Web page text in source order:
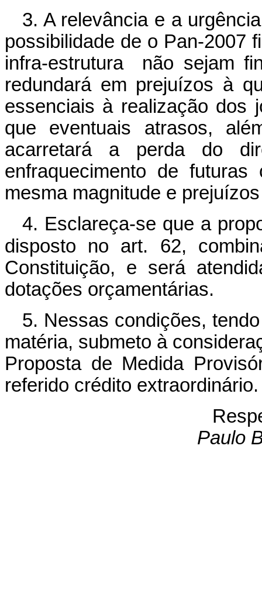
3. A relevância e a
possibilidade de o Pan-2007
infra-estrutura não sejam
redundará em prejuízos à
essenciais à realização dos
que eventuais atrasos,
acarretará a perda do
enfraquecimento de
mesma magnitude e
4. Esclareça-se que a
disposto no art. 62,
Constituição, e será
dotações orçamentárias.
5. Nessas condições,
matéria, submeto à
Proposta de Medida
referido crédito extraordinário.
Paulo